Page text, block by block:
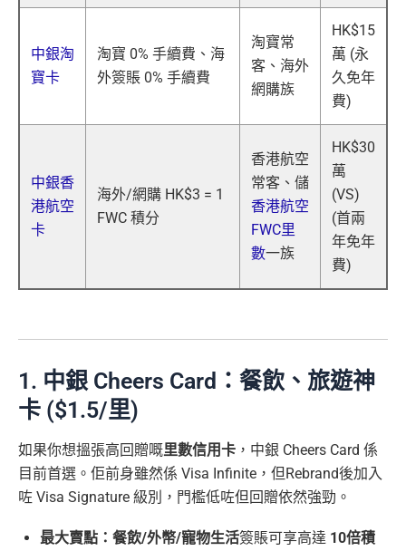
中銀淘
寶卡
淘寶 0% 手續費、海
外簽賬 0% 手續費
淘寶常
客、海外
網購族
HK$15
萬 (永
久免年
費)
中銀香
港航空
卡
海外/網購 HK$3 = 1
FWC 積分
香港航空
常客、儲
香港航空
FWC里
數一族
HK$30
萬
(VS)
(首兩
年免年
費)
1. 中銀 Cheers Card：餐飲、旅遊神
卡 ($1.5/里)
如果你想搵張高回贈嘅里數信用卡 ，中銀 Cheers Card 係
目前首選。佢前身雖然係 Visa Infinite，但Rebrand後加入
咗 Visa Signature 級別，門檻低咗但回贈依然強勁。
最大賣點：餐飲/外幣/寵物生活簽賬可享高達 10倍積